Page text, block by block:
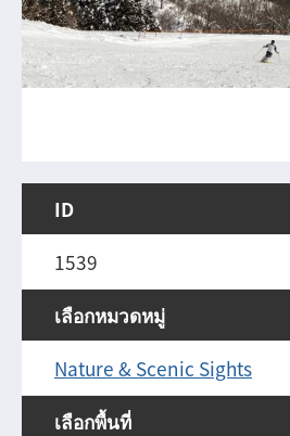
ID
1539
เลือกหมวดหมู่
Nature & Scenic Sights
เลือกพื้นที่